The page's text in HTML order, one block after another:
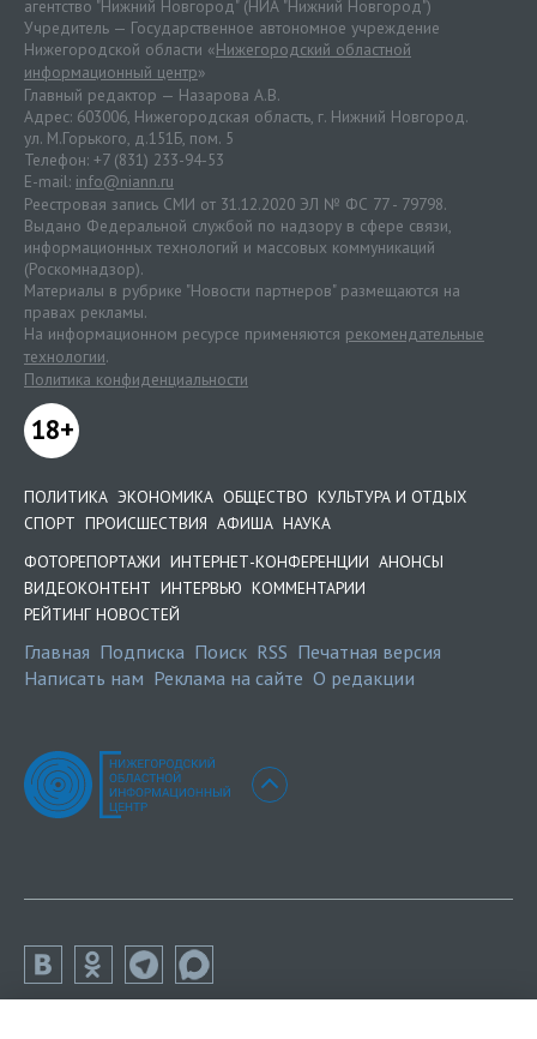
агентство "Нижний Новгород" (НИА "Нижний Новгород")
Учредитель — Государственное автономное учреждение
Нижегородской области «Нижегородский областной
информационный центр»
Главный редактор — Назарова А.В.
Адрес: 603006, Нижегородская область, г. Нижний Новгород.
ул. М.Горького, д.151Б, пом. 5
Телефон: +7 (831) 233-94-53
E-mail: info@niann.ru
Реестровая запись СМИ от 31.12.2020 ЭЛ № ФС 77 - 79798.
Выдано Федеральной службой по надзору в сфере связи,
информационных технологий и массовых коммуникаций
(Роскомнадзор).
Материалы в рубрике "Новости партнеров" размещаются на
правах рекламы.
На информационном ресурсе применяются рекомендательные
технологии.
Политика конфиденциальности
18+
ПОЛИТИКА ЭКОНОМИКА ОБЩЕСТВО КУЛЬТУРА И ОТДЫХ
СПОРТ ПРОИСШЕСТВИЯ АФИША НАУКА
ФОТОРЕПОРТАЖИ ИНТЕРНЕТ-КОНФЕРЕНЦИИ АНОНСЫ
ВИДЕОКОНТЕНТ ИНТЕРВЬЮ КОММЕНТАРИИ
РЕЙТИНГ НОВОСТЕЙ
Главная Подписка Поиск RSS Печатная версия
Написать нам Реклама на сайте О редакции